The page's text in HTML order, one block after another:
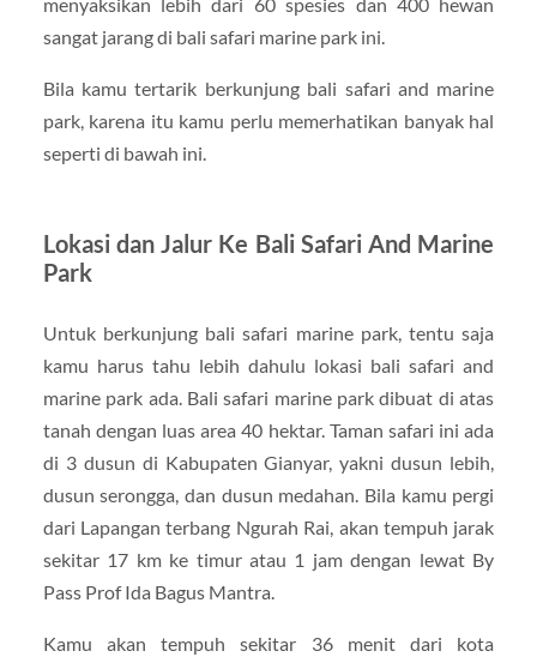
sangat jarang di bali safari marine park ini.
Bila kamu tertarik berkunjung bali safari and marine
park, karena itu kamu perlu memerhatikan banyak hal
seperti di bawah ini.
Lokasi dan Jalur Ke Bali Safari And Marine
Park
Untuk berkunjung bali safari marine park, tentu saja
kamu harus tahu lebih dahulu lokasi bali safari and
marine park ada. Bali safari marine park dibuat di atas
tanah dengan luas area 40 hektar. Taman safari ini ada
di 3 dusun di Kabupaten Gianyar, yakni dusun lebih,
dusun serongga, dan dusun medahan. Bila kamu pergi
dari Lapangan terbang Ngurah Rai, akan tempuh jarak
sekitar 17 km ke timur atau 1 jam dengan lewat By
Pass Prof Ida Bagus Mantra.
Kamu akan tempuh sekitar 36 menit dari kota